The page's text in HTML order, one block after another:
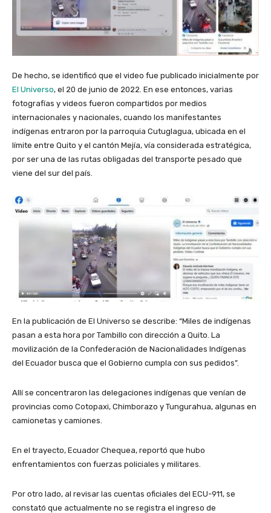
De hecho, se identificó que el video fue publicado inicialmente por
El Universo, el 20 de junio de 2022. En ese entonces, varias
fotografías y videos fueron compartidos por medios
internacionales y nacionales, cuando los manifestantes
indígenas entraron por la parroquia Cutuglagua, ubicada en el
límite entre Quito y el cantón Mejía, vía considerada estratégica,
por ser una de las rutas obligadas del transporte pesado que
viene del sur del país.
En la publicación de El Universo se describe: “Miles de indígenas
pasan a esta hora por Tambillo con dirección a Quito. La
movilización de la Confederación de Nacionalidades Indígenas
del Ecuador busca que el Gobierno cumpla con sus pedidos”.
Allí se concentraron las delegaciones indígenas que venían de
provincias como Cotopaxi, Chimborazo y Tungurahua, algunas en
camionetas y camiones.
En el trayecto, Ecuador Chequea, reportó que hubo
enfrentamientos con fuerzas policiales y militares.
Por otro lado, al revisar las cuentas oficiales del ECU-911, se
constató que actualmente no se registra el ingreso de